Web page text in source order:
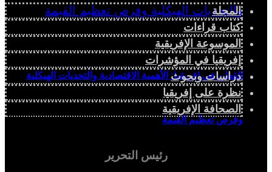
القطن في إفريقيا: الأهمية الاقتصادية والتحديات الهيكلية
وفرص تعظيم القيمة
المجلة
كتاب قراءات
الموسوعة الإفريقية
إفريقيا في المؤشرات
دراسات وبحوث
نظرة على إفريقيا
الصحافة الإفريقية
رئيس التحرير